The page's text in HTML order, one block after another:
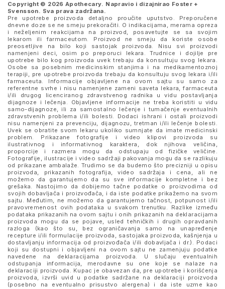
Copyright © 2026 Apothecary. Napravio i dizajnirao Foster +
Svensson. Sva prava zadržana.
Pre upotrebe proizvoda detaljno proučite uputstvo. Preporučene
dnevne doze se ne smeju prekoračiti. O indikacijama, merama opreza
i neželjenim reakcijama na proizvod, posavetujte se sa svojim
lekarom ili farmaceutom. Proizvod ne smeju da koriste osobe
preosetljive na bilo koji sastojak proizvoda. Nisu svi proizvodi
namenjeni deci, osim po preporuci lekara. Trudnice i dojilje pre
upotrebe bilo kog proizvoda uvek trebaju da konsultuju svog lekara.
Osobe sa posebnim medicinskim stanjima i na medikamentoznoj
terapiji, pre upotrebe proizvoda trebaju da konsultuju svog lekara i/ili
farmaceuta. Informacije objavljene na ovom sajtu su samo za
referentne svrhe i nisu namenjene zameni saveta lekara, farmaceuta
i/ili drugog licenciranog zdravstvenog radnika u vidu postavljanja
dijagnoze i lečenja. Objavljene informacije ne treba koristiti u vidu
samo-dijagnoze, ili za samostalno lečenje i tumačenje eventualnih
zdravstvenih problema i/ili bolesti. Dodaci ishrani i ostali proizvodi
nisu namenjeni za prevenciju, dijagnozu, tretman i/ili lečenje bolesti.
Uvek se obratite svom lekaru ukoliko sumnjate da imate medicinski
problem. Prikazane fotografije i video klipovi proizvoda su
ilustrativnog i informativnog karaktera, dok njihova veličina,
proporcije i razmera mogu da odstupaju od fizičke veličine.
Fotografije, ilustracije i video sadržaji pakovanja mogu da se razlikuju
od prikazane ambalaže. Trudimo se da budemo što precizniji u opisu
proizvoda, prikazanih fotografija, video sadržaja i cena, ali ne
možemo da garantujemo da su sve informacije kompletne i bez
grešaka. Nastojimo da dobijemo tačne podatke o proizvodima od
svojih dobavljača i proizvođača, i da iste podatke prikažemo na svom
sajtu. Međutim, ne možemo da garantujemo tačnost, potpunost i/ili
pravovremenost ovih podataka u svakom trenutku. Razlike između
podataka prikazanih na ovom sajtu i onih prikazanih na deklaracijama
proizvoda mogu da se pojave, usled tehničkih i drugih opravdanih
razloga (kao što su, bez ograničavanja samo na unapređenje
recepture i/ili formulacije proizvoda, sastojaka proizvoda, kašnjenja u
dostavljanju informacija od proizvođača i/ili dobavljača i dr.). Podaci
koji su dostupni i objavljeni na ovom sajtu ne zamenjuju podatke
navedene na deklaracijama proizvoda. U slučaju eventualnih
odstupanja informacija, merodavne su one koje se nalaze na
deklaraciji proizvoda. Kupac je obavezan da, pre upotrebe i korišćenja
proizvoda, izvrši uvid u podatke sadržane na deklaraciji proizvoda
(posebno na eventualno prisustvo alergena) i da iste uzme kao